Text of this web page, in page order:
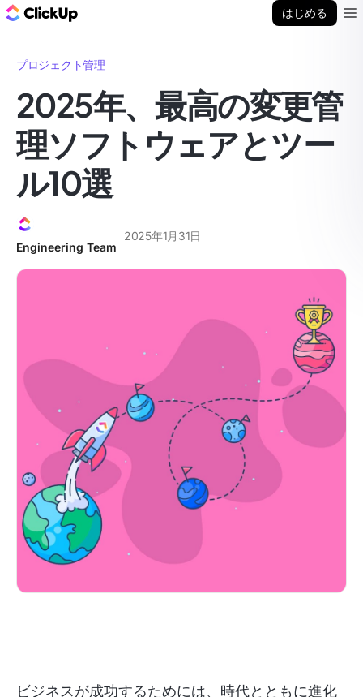
はじめる
プロジェクト管理
2025年、最高の変更管
理ソフトウェアとツー
ル10選
Engineering Team
2025年1月31日
ビジネスが成功するためには、時代とともに進化